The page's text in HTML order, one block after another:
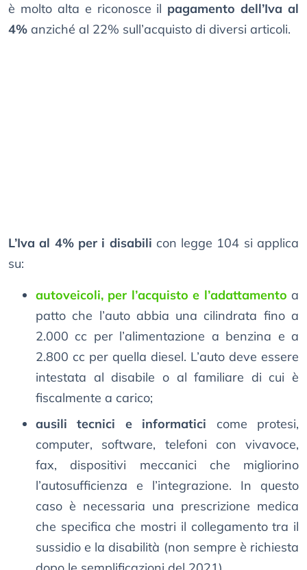
è molto alta e riconosce il pagamento dell’Iva al
4% anziché al 22% sull’acquisto di diversi articoli.
L’Iva al 4% per i disabili con legge 104 si applica
su:
autoveicoli, per l’acquisto e l’adattamento a
patto che l’auto abbia una cilindrata fino a
2.000 cc per l’alimentazione a benzina e a
2.800 cc per quella diesel. L’auto deve essere
intestata al disabile o al familiare di cui è
fiscalmente a carico;
ausili tecnici e informatici come protesi,
computer, software, telefoni con vivavoce,
fax, dispositivi meccanici che migliorino
l’autosufficienza e l’integrazione. In questo
caso è necessaria una prescrizione medica
che specifica che mostri il collegamento tra il
sussidio e la disabilità (non sempre è richiesta